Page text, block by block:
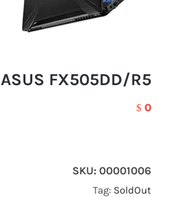
ASUS FX505DD/R5
$ 0
SKU: 00001006
Tag: SoldOut